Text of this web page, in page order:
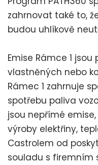
zahrnovat také to,
budou uhlíkově
Emise Rámce 1
vlastněných nebo
Rámec 1 zahrnuje
spotřebu paliva
jsou nepřímé
výroby elektřiny,
Castrolem od
souladu s firemním